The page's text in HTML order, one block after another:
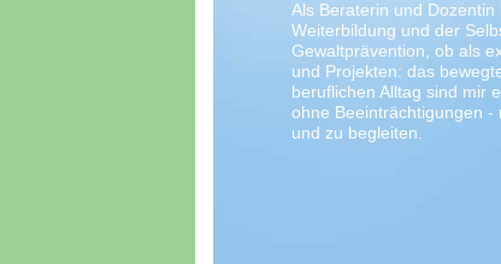
Als Beraterin und
Weiterbildung und der
Gewaltprävention, ob als
und Projekten: das
beruflichen Alltag sind mir
ohne Beeinträchtigungen -
und zu begleiten.